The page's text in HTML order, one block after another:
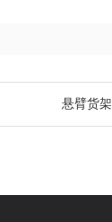
悬臂货架